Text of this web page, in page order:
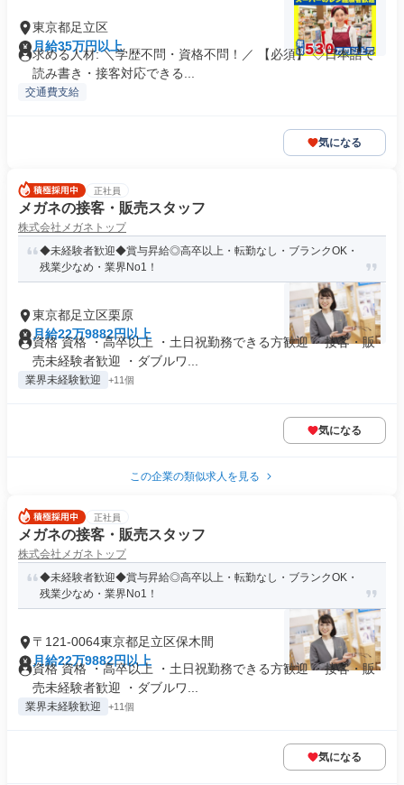
東京都足立区
月給35万円以上
求める人材: ＼学歴不問・資格不問！／ 【必須】 ◇日本語で
読み書き・接客対応できる...
交通費支給
気になる
正社員
メガネの接客・販売スタッフ
株式会社メガネトップ
◆未経験者歓迎◆賞与昇給◎高卒以上・転勤なし・ブランクOK・
残業少なめ・業界No1！
東京都足立区栗原
月給22万9882円以上
資格 資格 ・高卒以上 ・土日祝勤務できる方歓迎 ・接客・販
売未経験者歓迎 ・ダブルワ...
業界未経験歓迎 +11個
気になる
この企業の類似求人を見る
正社員
メガネの接客・販売スタッフ
株式会社メガネトップ
◆未経験者歓迎◆賞与昇給◎高卒以上・転勤なし・ブランクOK・
残業少なめ・業界No1！
〒121-0064東京都足立区保木間
月給22万9882円以上
資格 資格 ・高卒以上 ・土日祝勤務できる方歓迎 ・接客・販
売未経験者歓迎 ・ダブルワ...
業界未経験歓迎 +11個
気になる